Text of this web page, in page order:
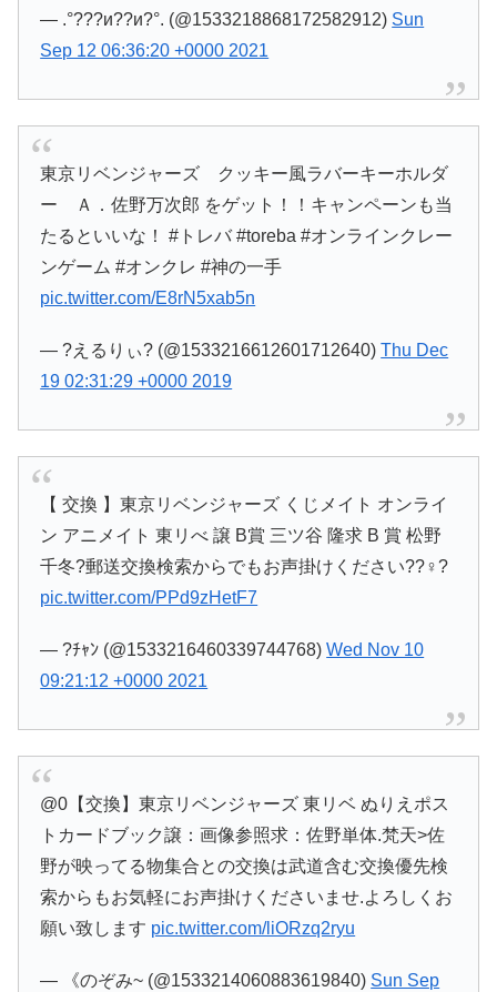
— .°???и??и?°. (@1533218868172582912) Sun
Sep 12 06:36:20 +0000 2021
東京リベンジャーズ クッキー風ラバーキーホルダ
ー Ａ．佐野万次郎 をゲット！！キャンペーンも当
たるといいな！ #トレバ #toreba #オンラインクレー
ンゲーム #オンクレ #神の一手
pic.twitter.com/E8rN5xab5n
— ?えるりぃ? (@1533216612601712640)Thu Dec
19 02:31:29 +0000 2019
【 交換 】東京リベンジャーズ くじメイト オンライ
ン アニメイト 東リべ 譲 B賞 三ツ谷 隆求 B 賞 松野
千冬?郵送交換検索からでもお声掛けください??♀?
pic.twitter.com/PPd9zHetF7
— ?ﾁｬﾝ (@1533216460339744768)Wed Nov 10
09:21:12 +0000 2021
@0【交換】東京リベンジャーズ 東リベ ぬりえポス
トカードブック譲：画像参照求：佐野単体.梵天>佐
野が映ってる物集合との交換は武道含む交換優先検
索からもお気軽にお声掛けくださいませ.よろしくお
願い致します pic.twitter.com/liORzq2ryu
— 《のぞみ~ (@1533214060883619840) Sun Sep